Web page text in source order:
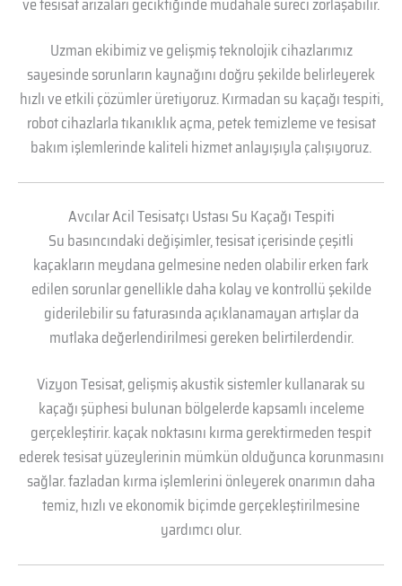
Uzman ekibimiz ve gelişmiş teknolojik cihazlarımız
sayesinde sorunların kaynağını doğru şekilde belirleyerek
hızlı ve etkili çözümler üretiyoruz. Kırmadan su kaçağı tespiti,
robot cihazlarla tıkanıklık açma, petek temizleme ve tesisat
bakım işlemlerinde kaliteli hizmet anlayışıyla çalışıyoruz.
Avcılar Acil Tesisatçı Ustası Su Kaçağı Tespiti
Su basıncındaki değişimler, tesisat içerisinde çeşitli
kaçakların meydana gelmesine neden olabilir erken fark
edilen sorunlar genellikle daha kolay ve kontrollü şekilde
giderilebilir su faturasında açıklanamayan artışlar da
mutlaka değerlendirilmesi gereken belirtilerdendir.
Vizyon Tesisat, gelişmiş akustik sistemler kullanarak su
kaçağı şüphesi bulunan bölgelerde kapsamlı inceleme
gerçekleştirir. kaçak noktasını kırma gerektirmeden tespit
ederek tesisat yüzeylerinin mümkün olduğunca korunmasını
sağlar. fazladan kırma işlemlerini önleyerek onarımın daha
temiz, hızlı ve ekonomik biçimde gerçekleştirilmesine
yardımcı olur.